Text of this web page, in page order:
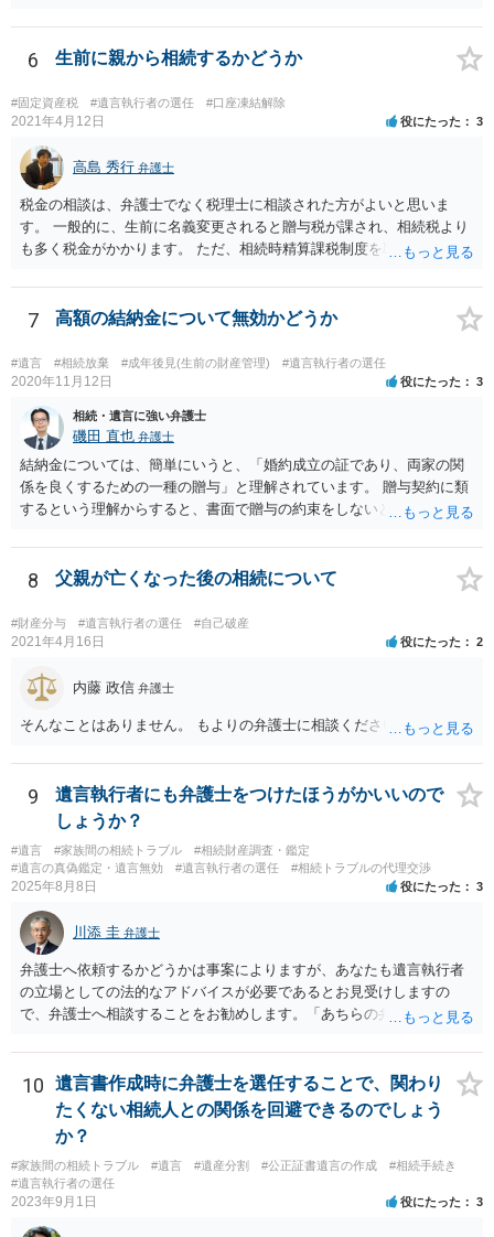
6 生前に親から相続するかどうか
#固定資産税 #遺言執行者の選任 #口座凍結解除
2021年4月12日 役にたった 3
高島 秀行 弁護士
税金の相談は、弁護士でなく税理士に相談された方がよいと思いま
す。 一般的に、生前に名義変更されると贈与税が課され、相続税より
も多く税金がかかります。 ただ、相続時精算課税制度を取れば、実質
ういう場合にどれくらい税金がかかるか計算してもらって どういう方
針を取るか決められたらよいと思います。
7 高額の結納金について無効かどうか
#遺言 #相続放棄 #成年後見(生前の財産管理) #遺言執行者の選任
2020年11月12日 役にたった 3
相続・遺言に強い弁護士
磯田 直也 弁護士
結納金については、簡単にいうと、「婚約成立の証であり、両家の関
係を良くするための一種の贈与」と理解されています。 贈与契約に類
するという理解からすると、書面で贈与の約束をしないと相手方は支
ことは困難です。 くれぐれも今後お気をつけください。 弁護士に対応
を依頼されるのも悪くはありませんが、感情的な理由が強いと思いま
8 父親が亡くなった後の相続について
#財産分与 #遺言執行者の選任 #自己破産
2021年4月16日 役にたった 2
内藤 政信 弁護士
そんなことはありません。 もよりの弁護士に相談ください。
9
遺言執行者にも弁護士をつけたほうがかいいので
しょうか？
#遺言 #家族間の相続トラブル
#相続財産調査・鑑定
#遺言の真偽鑑定・遺言無効
#遺言執行者の選任 #相続トラブルの代理交渉
2025年8月8日 役にたった 3
川添 圭 弁護士
弁護士へ依頼するかどうかは事案によりますが、あなたも遺言執行者
の立場としての法的なアドバイスが必要であるとお見受けしますの
で、弁護士へ相談することをお勧めします。「あちらの弁護士」（元
誘導しかしてこないと思います。
10
遺言書作成時に弁護士を選任することで、関わり
たくない相続人との関係を回避できるのでしょう
か？
#家族間の相続トラブル #遺言 #遺産分割 #公正証書遺言の作成
#相続手続き
#遺言執行者の選任
2023年9月1日 役にたった 3